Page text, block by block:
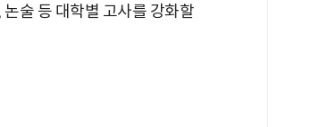
술 등 대학별 고사를 강화할